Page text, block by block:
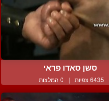
סשן סאדו פראי
6435 צפיות | 0 המלצות